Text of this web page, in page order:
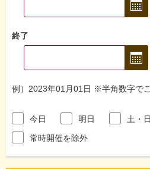
終了
例）2023年01月01日 ※半角数字でご
今日 明日
土・
常時開催を除外